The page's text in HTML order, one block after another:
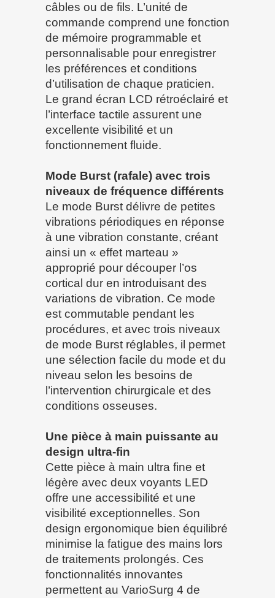
câbles ou de fils. L’unité de
commande comprend une fonction
de mémoire programmable et
personnalisable pour enregistrer
les préférences et conditions
d’utilisation de chaque praticien.
Le grand écran LCD rétroéclairé et
l’interface tactile assurent une
excellente visibilité et un
fonctionnement fluide.
Mode Burst (rafale) avec trois
niveaux de fréquence différents
Le mode Burst délivre de petites
vibrations périodiques en réponse
à une vibration constante, créant
ainsi un « effet marteau »
approprié pour découper l’os
cortical dur en introduisant des
variations de vibration. Ce mode
est commutable pendant les
procédures, et avec trois niveaux
de mode Burst réglables, il permet
une sélection facile du mode et du
niveau selon les besoins de
l’intervention chirurgicale et des
conditions osseuses.
Une pièce à main puissante au
design ultra-fin
Cette pièce à main ultra fine et
légère avec deux voyants LED
offre une accessibilité et une
visibilité exceptionnelles. Son
design ergonomique bien équilibré
minimise la fatigue des mains lors
de traitements prolongés. Ces
fonctionnalités innovantes
permettent au VarioSurg 4 de